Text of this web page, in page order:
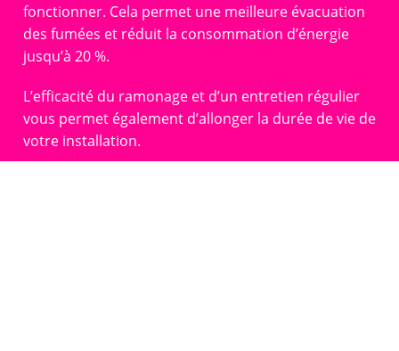
fonctionner. Cela permet une meilleure évacuation
des fumées et réduit la consommation d’énergie
jusqu’à 20 %.
L’efficacité du ramonage et d’un entretien régulier
vous permet également d’allonger la durée de vie de
votre installation.